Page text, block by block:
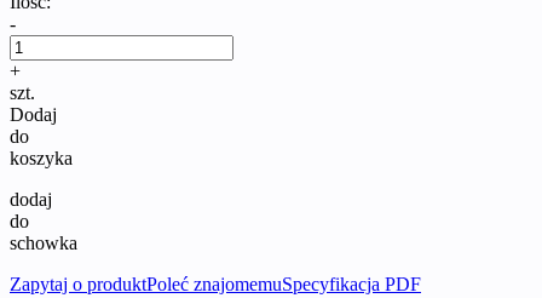
-
+
szt.
Dodaj
do
koszyka
dodaj
do
schowka
Zapytaj o produktPoleć znajomemuSpecyfikacja PDF